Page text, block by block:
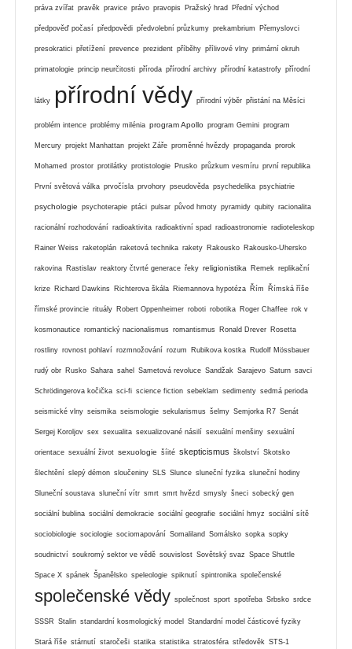
práva zvířat pravěk pravice právo pravopis Pražský hrad Přední východ
předpověď počasí předpovědi předvolební průzkumy prekambrium Přemyslovci
presokratici přetížení prevence prezident příběhy přílivové vlny primární okruh
primatologie princip neurčitosti příroda přírodní archivy přírodní katastrofy přírodní
látky přírodní vědy přírodní výběr přistání na Měsíci
problém intence problémy milénia program Apollo program Gemini program
Mercury projekt Manhattan projekt Záře proměnné hvězdy propaganda prorok
Mohamed prostor protilátky protistologie Prusko průzkum vesmíru první republika
První světová válka prvočísla prvohory pseudověda psychedelika psychiatrie
psychologie psychoterapie ptáci pulsar původ hmoty pyramidy qubity racionalita
racionální rozhodování radioaktivita radioaktivní spad radioastronomie radioteleskop
Rainer Weiss raketoplán raketová technika rakety Rakousko Rakousko-Uhersko
rakovina Rastislav reaktory čtvrté generace řeky religionistika Remek replikační
krize Richard Dawkins Richterova škála Riemannova hypotéza Řím Římská říše
římské provincie rituály Robert Oppenheimer roboti robotika Roger Chaffee rok v
kosmonautice romantický nacionalismus romantismus Ronald Drever Rosetta
rostliny rovnost pohlaví rozmnožování rozum Rubikova kostka Rudolf Mössbauer
rudý obr Rusko Sahara sahel Sametová revoluce Sandžak Sarajevo Saturn savci
Schrödingerova kočička sci-fi science fiction sebeklam sedimenty sedmá perioda
seismické vlny seismika seismologie sekularismus šelmy Semjorka R7 Senát
Sergej Koroljov sex sexualita sexualizované násilí sexuální menšiny sexuální
orientace sexuální život sexuologie šíité skepticismus školství Skotsko
šlechtění slepý démon sloučeniny SLS Slunce sluneční fyzika sluneční hodiny
Sluneční soustava sluneční vítr smrt smrt hvězd smysly šneci sobecký gen
sociální bublina sociální demokracie sociální geografie sociální hmyz sociální sítě
sociobiologie sociologie sociomapování Somaliland Somálsko sopka sopky
soudnictví soukromý sektor ve vědě souvislost Sovětský svaz Space Shuttle
Space X spánek Španělsko speleologie spiknutí spintronika společenské
společenské vědy společnost sport spotřeba Srbsko srdce
SSSR Stalin standardní kosmologický model Standardní model částicové fyziky
Stará říše stárnutí staročeši statika statistika stratosféra středověk STS-1